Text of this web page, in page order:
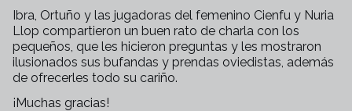
Ibra, Ortuño y las jugadoras del femenino Cienfu y Nuria
Llop compartieron un buen rato de charla con los
pequeños, que les hicieron preguntas y les mostraron
ilusionados sus bufandas y prendas oviedistas, además
de ofrecerles todo su cariño.
¡Muchas gracias!